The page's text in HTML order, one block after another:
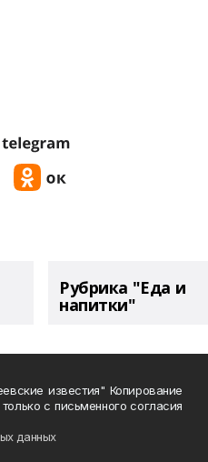
Рубрика "Еда и
напитки"
известия" Копирование
с письменного согласия
данных